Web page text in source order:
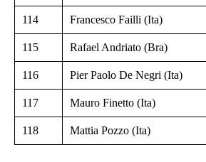
114 Francesco Failli (Ita)
115 Rafael Andriato (Bra)
116 Pier Paolo De Negri (Ita)
117 Mauro Finetto (Ita)
118 Mattia Pozzo (Ita)